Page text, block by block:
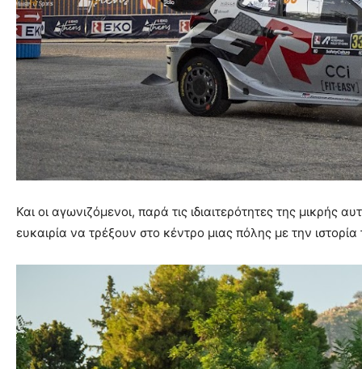
Και οι αγωνιζόμενοι, παρά τις ιδιαιτερότητες της
ευκαιρία να τρέξουν στο κέντρο μιας πόλης με την